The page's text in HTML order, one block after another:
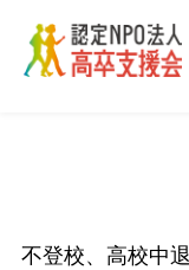
不登校、高校中